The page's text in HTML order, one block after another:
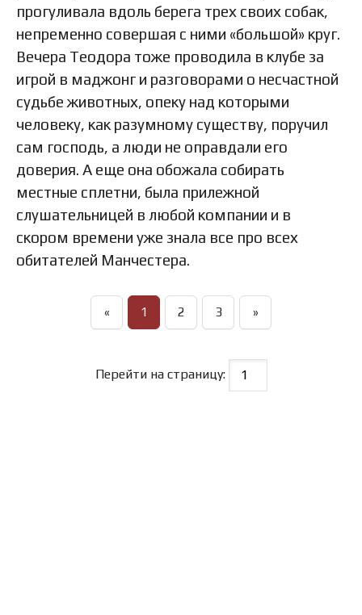
прогуливала вдоль берега трех своих собак,
непременно совершая с ними «большой» круг.
Вечера Теодора тоже проводила в клубе за
игрой в маджонг и разговорами о несчастной
судьбе животных, опеку над которыми
человеку, как разумному существу, поручил
сам господь, а люди не оправдали его
доверия. А еще она обожала собирать
местные сплетни, была прилежной
слушательницей в любой компании и в
скором времени уже знала все про всех
обитателей Манчестера.
« 1 2 3 »
Перейти на страницу: